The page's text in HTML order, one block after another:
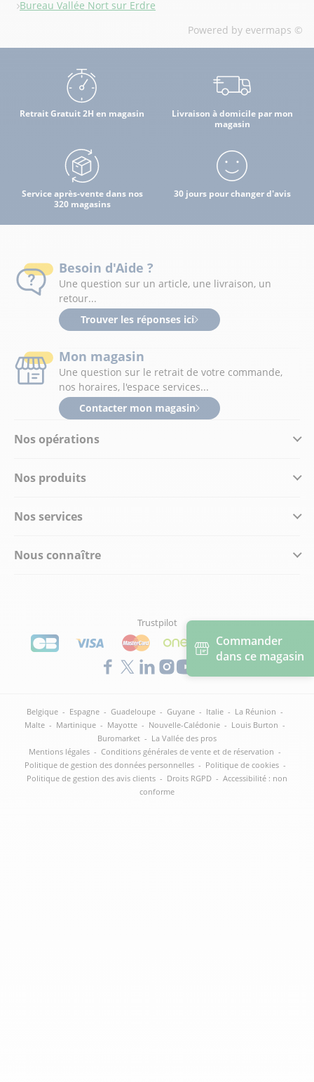
Commander
dans ce magasin
Bureau Vallée Nort sur Erdre
Powered by evermaps ©
Retrait Gratuit 2H en magasin
Livraison à domicile par mon
magasin
Service après-vente dans nos
320 magasins
30 jours pour changer d'avis
Nos opérations
Nos produits
Nos services
Nous connaître
Besoin d'Aide ?
Une question sur un article, une livraison, un
retour...
Trouver les réponses ici
Mon magasin
Une question sur le retrait de votre commande,
nos horaires, l'espace services...
Contacter mon magasin
Trustpilot
Belgique - Espagne - Guadeloupe - Guyane - Italie - La Réunion -
Malte - Martinique - Mayotte - Nouvelle-Calédonie - Louis Burton -
Buromarket - La Vallée des pros
Mentions légales - Conditions générales de vente et de réservation -
Politique de gestion des données personnelles - Politique de cookies -
Politique de gestion des avis clients - Droits RGPD - Accessibilité : non
conforme